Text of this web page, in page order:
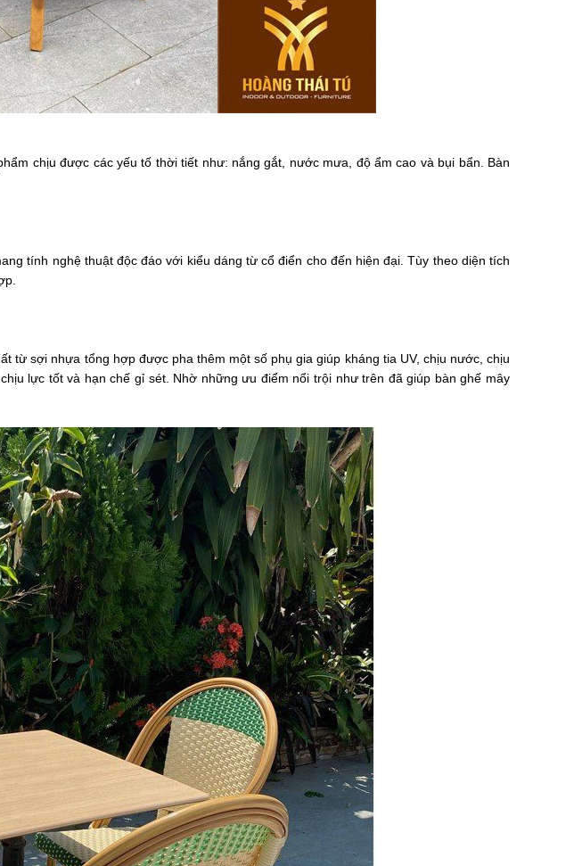
chịu được các yếu tố thời tiết như: nắng gắt, nước mưa, độ ẩm cao và bụi bẩn. Bàn
tính nghệ thuật độc đáo với kiểu dáng từ cổ điển cho đến hiện đại. Tùy theo diện tích
từ sợi nhựa tổng hợp được pha thêm một số phụ gia giúp kháng tia UV, chịu nước, chịu
lực tốt và hạn chế gỉ sét. Nhờ những ưu điểm nổi trội như trên đã giúp bàn ghế mây